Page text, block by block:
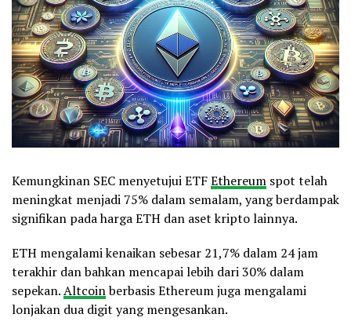
Kemungkinan SEC menyetujui ETFEthereum spot telah
meningkat menjadi 75% dalam semalam, yang berdampak
signifikan pada harga ETH dan aset kripto lainnya.
ETH mengalami kenaikan sebesar 21,7% dalam 24 jam
terakhir dan bahkan mencapai lebih dari 30% dalam
sepekan.Altcoinberbasis Ethereum juga mengalami
lonjakan dua digit yang mengesankan.